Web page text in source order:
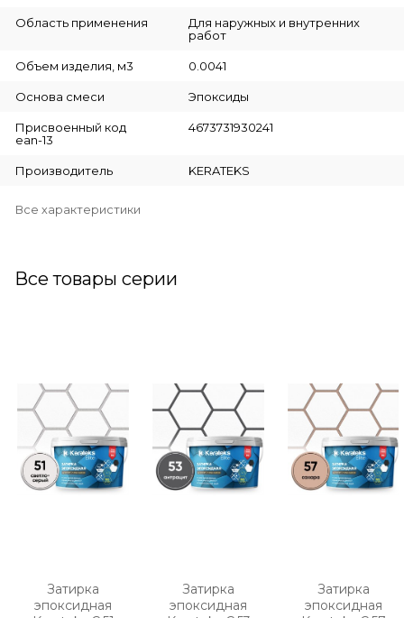
Область применения
Для наружных и внутренних
работ
Объем изделия, м3 0.0041
Основа смеси Эпоксиды
Присвоенный код
ean-13
4673731930241
Производитель KERATEKS
Все характеристики
Все товары серии
Затирка
эпоксидная
Затирка
эпоксидная
Затирка
эпоксидная